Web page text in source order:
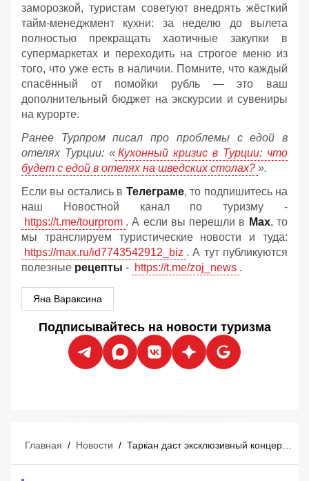
заморозкой, туристам советуют внедрять жёсткий
тайм-менеджмент кухни: за неделю до вылета
полностью прекращать хаотичные закупки в
супермаркетах и переходить на строгое меню из
того, что уже есть в наличии. Помните, что каждый
спасённый от помойки рубль — это ваш
дополнительный бюджет на экскурсии и сувениры
на курорте.
Ранее Турпром писал про проблемы с едой в
отелях Турции: « Кухонный кризис в Турции: что
будет с едой в отелях на шведских столах? ».
Если вы остались в Телеграме, то подпишитесь на
наш Новостной канал по туризму -
https://t.me/tourprom . А если вы перешли в Мах, то
мы транслируем туристические новости и туда:
https://max.ru/id7743542912_biz . А тут публикуются
полезные рецепты - https://t.me/zoj_news .
Яна Вараксина
Подписывайтесь на новости туризма
Главная / Новости /